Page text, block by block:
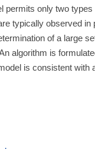
only two
typically observed in
of a large
algorithm is
is consistent with